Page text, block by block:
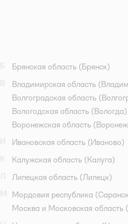
Брянская область (Брянск)
Владимирская область
Волгоградская область
Вологодская область (Вологда)
Воронежская область
Ивановская область (Иваново)
Калужская область (Калуга)
Липецкая область (Липецк)
Мордовия республика
Москва и Московская область